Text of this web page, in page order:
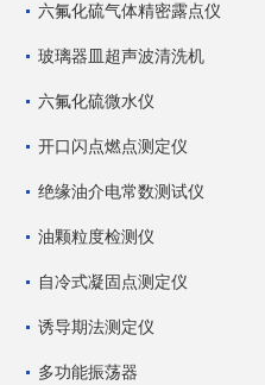
六氟化硫气体精密露点仪
玻璃器皿超声波清洗机
六氟化硫微水仪
开口闪点燃点测定仪
绝缘油介电常数测试仪
油颗粒度检测仪
自冷式凝固点测定仪
诱导期法测定仪
多功能振荡器